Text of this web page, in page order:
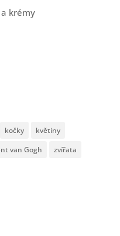
krémy
kočky
květiny
van Gogh
zvířata